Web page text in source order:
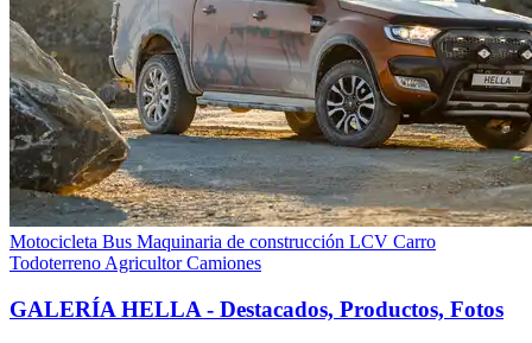
Motocicleta Bus Maquinaria de construcción LCV Carro
Todoterreno AgricultorCamiones
GALERÍA HELLA - Destacados, Productos, Fotos